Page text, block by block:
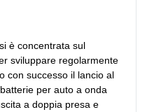
è concentrata sul
sviluppare regolarmente
con successo il lancio al
per auto a onda
a doppia presa e